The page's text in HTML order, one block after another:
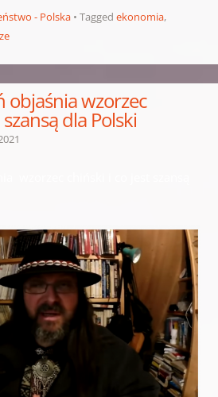
- Polska Tagged ekonomia,
objaśnia wzorzec
dla Polski